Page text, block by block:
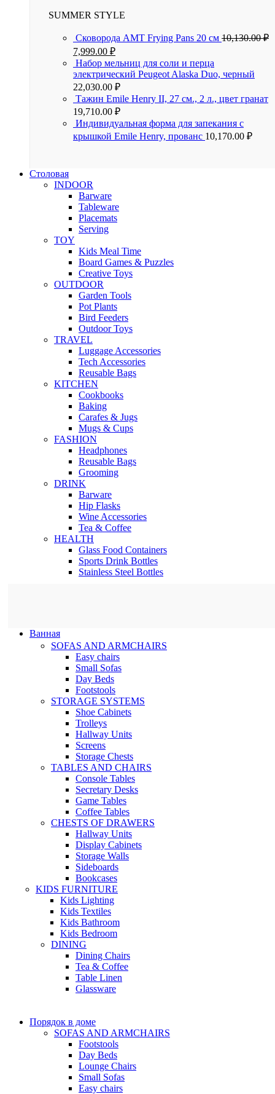
SUMMER STYLE
Сковорода AMT Frying Pans 20 см 10,130.00₽
7,999.00 ₽
Набор мельниц для соли и перца
электрический Peugeot Alaska Duo, черный
22,030.00 ₽
Тажин Emile Henry II, 27 см., 2 л., цвет гранат
19,710.00 ₽
Индивидуальная форма для запекания с
крышкой Emile Henry, прованс 10,170.00 ₽
Столовая
INDOOR
Barware
Tableware
Placemats
Serving
TOY
Kids Meal Time
Board Games & Puzzles
Creative Toys
OUTDOOR
Garden Tools
Pot Plants
Bird Feeders
Outdoor Toys
TRAVEL
Luggage Accessories
Tech Accessories
Reusable Bags
KITCHEN
Cookbooks
Baking
Carafes & Jugs
Mugs & Cups
FASHION
Headphones
Reusable Bags
Grooming
DRINK
Barware
Hip Flasks
Wine Accessories
Tea & Coffee
HEALTH
Glass Food Containers
Sports Drink Bottles
Stainless Steel Bottles
Ванная
SOFAS AND ARMCHAIRS
Easy chairs
Small Sofas
Day Beds
Footstools
STORAGE SYSTEMS
Shoe Cabinets
Trolleys
Hallway Units
Screens
Storage Chests
TABLES AND CHAIRS
Console Tables
Secretary Desks
Game Tables
Coffee Tables
CHESTS OF DRAWERS
Hallway Units
Display Cabinets
Storage Walls
Sideboards
Bookcases
KIDS FURNITURE
Kids Lighting
Kids Textiles
Kids Bathroom
Kids Bedroom
DINING
Dining Chairs
Tea & Coffee
Table Linen
Glassware
Порядок в доме
SOFAS AND ARMCHAIRS
Footstools
Day Beds
Lounge Chairs
Small Sofas
Easy chairs